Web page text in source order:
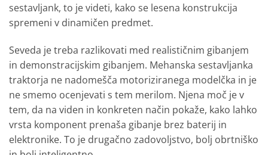
sestavljank, to je videti, kako se lesena konstrukcija
spremeni v dinamičen predmet.
Seveda je treba razlikovati med realističnim gibanjem
in demonstracijskim gibanjem. Mehanska sestavljanka
traktorja ne nadomešča motoriziranega modelčka in je
ne smemo ocenjevati s tem merilom. Njena moč je v
tem, da na viden in konkreten način pokaže, kako lahko
vrsta komponent prenaša gibanje brez baterij in
elektronike. To je drugačno zadovoljstvo, bolj obrtniško